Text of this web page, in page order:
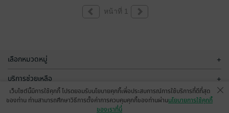
หน้าที่ 1
เลือกหมวดหมู่ +
บริการช่วยเหลือ +
เกี่ยวกับเรา
เว็บไซต์นี้มีการใช้คุกกี้ โปรดยอมรับนโยบายคุกกี้เพื่อประสบการณ์การใช้บริการที่ดีที่สุด
ของท่าน ท่านสามารถศึกษาวิธีการตั้งค่าการควบคุมคุกกี้ของท่านผ่านนโยบายการใช้คุกกี้
ของเราที่นี่